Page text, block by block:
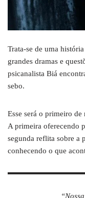
Trata-se de uma
grandes dramas e
psicanalista Biá
sebo.
Esse será o primeiro
A primeira oferecendo
segunda reflita sobre a
conhecendo o que